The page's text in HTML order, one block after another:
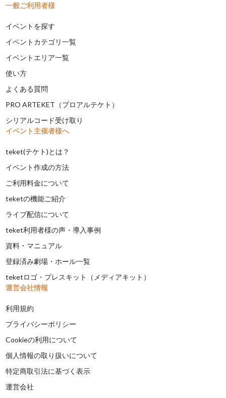
一般ご利用者様
イベントを探す
イベントカテゴリ一覧
イベントエリア一覧
使い方
よくある質問
PRO ARTEKET（プロアルテケト）
シリアルコード受け取り
イベント主催者様へ
teket(テケト)とは？
イベント作成の方法
ご利用料金について
teketの機能ご紹介
ライブ配信について
teket利用者様の声・導入事例
資料・マニュアル
登録済み劇場・ホール一覧
teketロゴ・プレスキット（メディアキット）
運営会社情報
利用規約
プライバシーポリシー
Cookieの利用について
個人情報の取り扱いについて
特定商取引法に基づく表示
運営会社